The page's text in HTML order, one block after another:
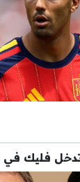
تدخل فليك